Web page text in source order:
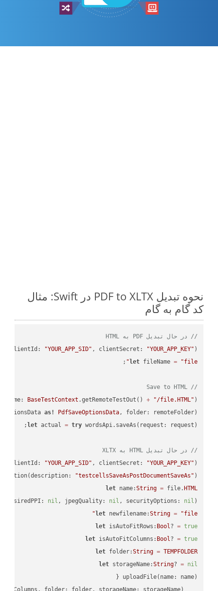
نحوه تبدیل PDF to XLTX در Swift: مثال
کد گام به گام
// در حال تبدیل PDF به HTML
(clientId: "YOUR_APP_SID" , clientSecret: "YOUR_APP_KEY" );
let fileName = "file"
// Save to HTML
BaseTestContext .getRemoteTestOut() + "/file.HTML" );
as! PdfSaveOptionsData, folder: remoteFolder);
let actual = try
// در حال تبدیل HTML به XLTX
(clientId: "YOUR_APP_SID" , clientSecret: "YOUR_APP_KEY" );
"testcellsSaveAsPostDocumentSaveAs" )
let name:String = file. HTML
, desiredPPI: nil , jpegQuality: nil , securityOptions: nil )
let newfilename:String =
"file"
let isAutoFitRows: Bool? = true
let isAutoFitColumns: Bool? = true
let folder:String = TEMPFOLDER
let storageName:String? = nil